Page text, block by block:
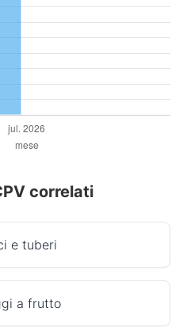
correlati
e tuberi
a frutto